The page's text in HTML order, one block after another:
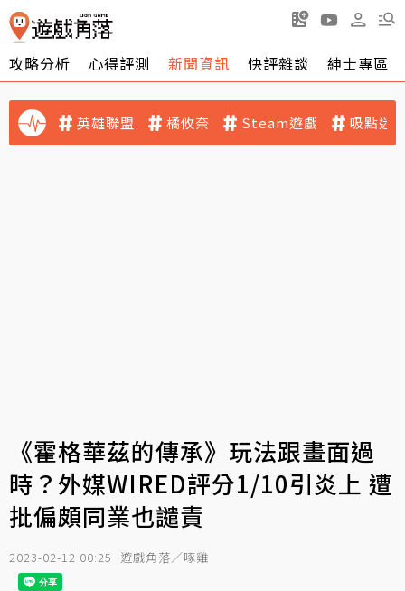
攻略分析 心得評測 新聞資訊 快評雜談 紳士專區
英雄聯盟 橘攸奈 Steam遊戲 吸點迷
《霍格華茲的傳承》玩法跟畫面過
時？外媒WIRED評分1/10引炎上 遭
批偏頗同業也譴責
2023-02-12 00:25 遊戲角落／啄雞